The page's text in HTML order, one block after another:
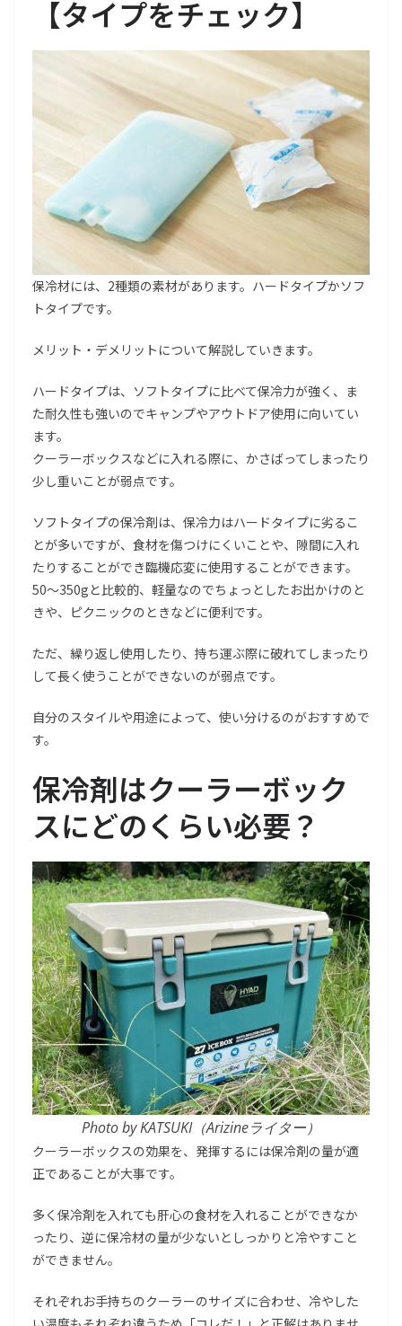
【タイプをチェック】
保冷材には、2種類の素材があります。ハードタイプかソフ
トタイプです。
メリット・デメリットについて解説していきます。
ハードタイプは、ソフトタイプに比べて保冷力が強く、ま
た耐久性も強いのでキャンプやアウトドア使用に向いてい
ます。
クーラーボックスなどに入れる際に、かさばってしまったり
少し重いことが弱点です。
ソフトタイプの保冷剤は、保冷力はハードタイプに劣るこ
とが多いですが、食材を傷つけにくいことや、隙間に入れ
たりすることができ臨機応変に使用することができます。
50〜350gと比較的、軽量なのでちょっとしたお出かけのと
きや、ピクニックのときなどに便利です。
ただ、繰り返し使用したり、持ち運ぶ際に破れてしまったり
して長く使うことができないのが弱点です。
自分のスタイルや用途によって、使い分けるのがおすすめで
す。
保冷剤はクーラーボック
スにどのくらい必要？
Photo by KATSUKI（Arizineライター）
クーラーボックスの効果を、発揮するには保冷剤の量が適
正であることが大事です。
多く保冷剤を入れても肝心の食材を入れることができなか
ったり、逆に保冷材の量が少ないとしっかりと冷やすこと
ができません。
それぞれお手持ちのクーラーのサイズに合わせ、冷やした